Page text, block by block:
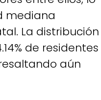
mediana
La distribución
de residentes
aún